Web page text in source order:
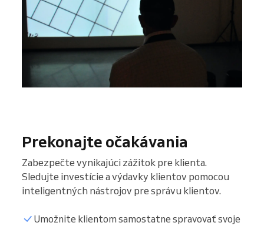
Prekonajte očakávania
Zabezpečte vynikajúci zážitok pre klienta.
Sledujte investície a výdavky klientov pomocou
inteligentných nástrojov pre správu klientov.
Umožnite klientom samostatne spravovať svoje